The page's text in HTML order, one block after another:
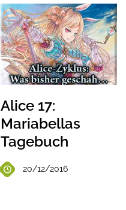
Alice 17:
Mariabellas
Tagebuch
20/12/2016